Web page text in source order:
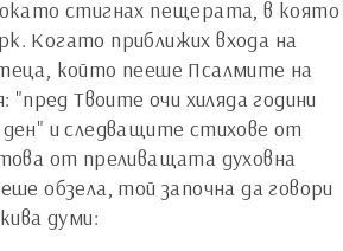
стигнах пещерата, в която
Когато приближих входа на
който пееше Псалмите на
"пред Твоите очи хиляда години
и следващите стихове от
от преливащата духовна
обзела, той започна да говори
думи: